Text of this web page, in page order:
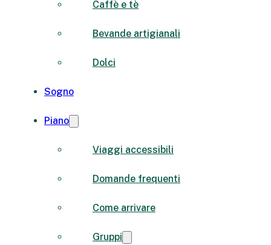
Caffè e tè
Bevande artigianali
Dolci
Sogno
Piano
Viaggi accessibili
Domande frequenti
Come arrivare
Gruppi